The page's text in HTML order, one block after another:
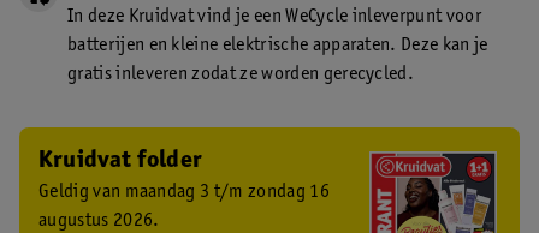
In deze Kruidvat vind je een WeCycle inleverpunt voor
batterijen en kleine elektrische apparaten. Deze kan je
gratis inleveren zodat ze worden gerecycled.
Kruidvat folder
Geldig van maandag 3 t/m zondag 16
augustus 2026.